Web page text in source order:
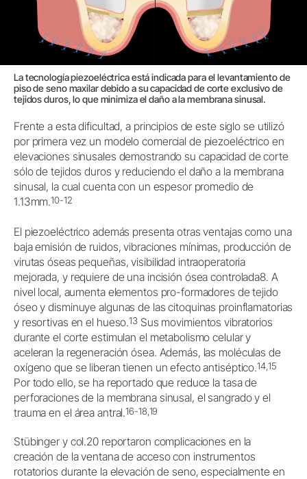
La tecnología piezoeléctrica está indicada para el levantamiento de
piso de seno maxilar debido a su capacidad de corte exclusivo de
tejidos duros, lo que minimiza el daño a la membrana sinusal.
Frente a esta dificultad, a principios de este siglo se utilizó
por primera vez un modelo comercial de piezoeléctrico en
elevaciones sinusales demostrando su capacidad de corte
sólo de tejidos duros y reduciendo el daño a la membrana
sinusal, la cual cuenta con un espesor promedio de
1.13mm.10-12
El piezoeléctrico además presenta otras ventajas como una
baja emisión de ruidos, vibraciones mínimas, producción de
virutas óseas pequeñas, visibilidad intraoperatoria
mejorada, y requiere de una incisión ósea controlada8. A
nivel local, aumenta elementos pro-formadores de tejido
óseo y disminuye algunas de las citoquinas proinflamatorias
y resortivas en el hueso.13Sus movimientos vibratorios
durante el corte estimulan el metabolismo celular y
aceleran la regeneración ósea. Además, las moléculas de
oxígeno que se liberan tienen un efecto antiséptico.14,15
Por todo ello, se ha reportado que reduce la tasa de
perforaciones de la membrana sinusal, el sangrado y el
trauma en el área antral.16-18,19
Stübinger y col.20 reportaron complicaciones en la
creación de la ventana de acceso con instrumentos
rotatorios durante la elevación de seno, especialmente en